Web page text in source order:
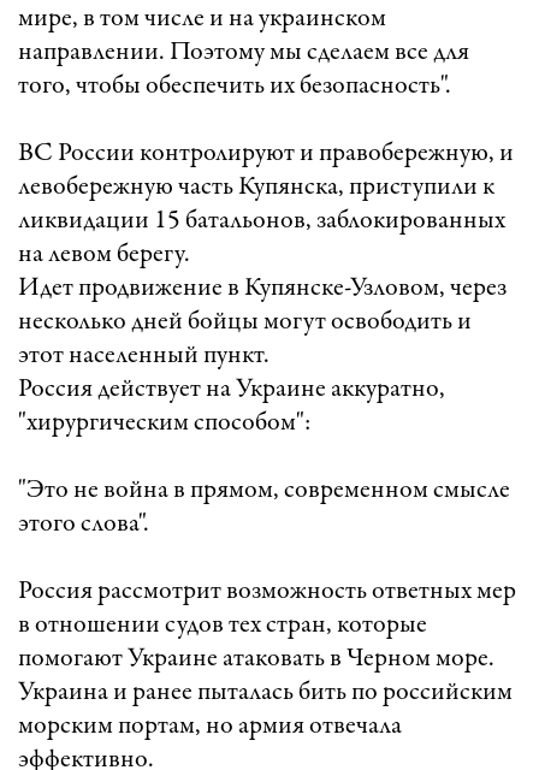
мире, в том числе и на украинском
направлении. Поэтому мы сделаем все для
того, чтобы обеспечить их безопасность".
ВС России контролируют и правобережную, и
левобережную часть Купянска, приступили к
ликвидации 15 батальонов, заблокированных
на левом берегу.
Идет продвижение в Купянске-Узловом, через
несколько дней бойцы могут освободить и
этот населенный пункт.
Россия действует на Украине аккуратно,
"хирургическим способом":
"Это не война в прямом, современном смысле
этого слова".
Россия рассмотрит возможность ответных мер
в отношении судов тех стран, которые
помогают Украине атаковать в Черном море.
Украина и ранее пыталась бить по российским
морским портам, но армия отвечала
эффективно.